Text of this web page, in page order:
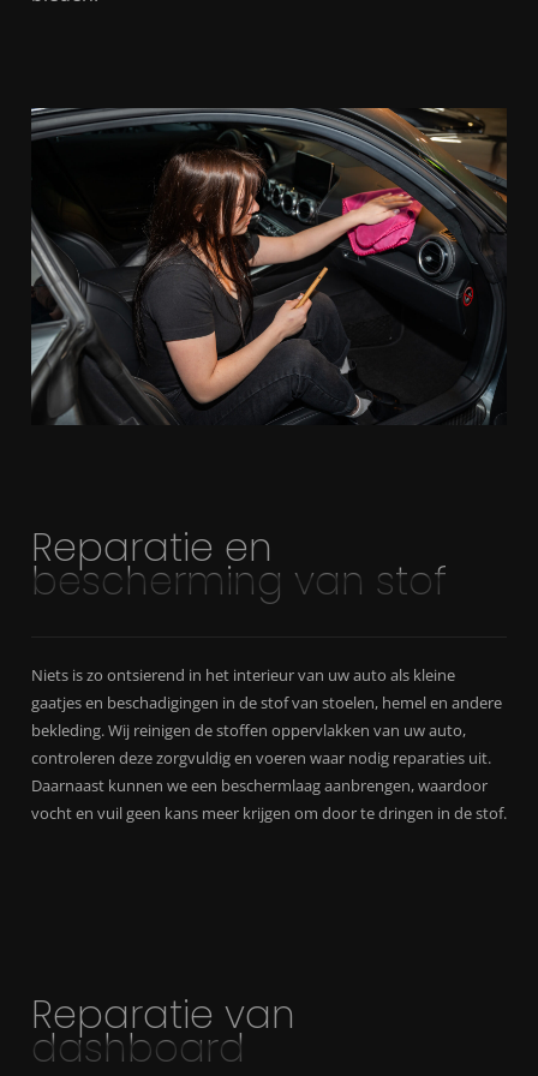
Reparatie en
bescherming van stof
Niets is zo ontsierend in het interieur van uw auto als kleine
gaatjes en beschadigingen in de stof van stoelen, hemel en andere
bekleding. Wij reinigen de stoffen oppervlakken van uw auto,
controleren deze zorgvuldig en voeren waar nodig reparaties uit.
Daarnaast kunnen we een beschermlaag aanbrengen, waardoor
vocht en vuil geen kans meer krijgen om door te dringen in de stof.
Reparatie van
dashboard